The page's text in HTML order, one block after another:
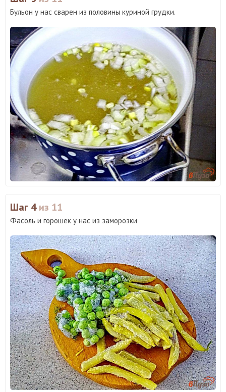
Бульон у нас сварен из половины куриной грудки.
Шаг 4из 11
Фасоль и горошек у нас из заморозки